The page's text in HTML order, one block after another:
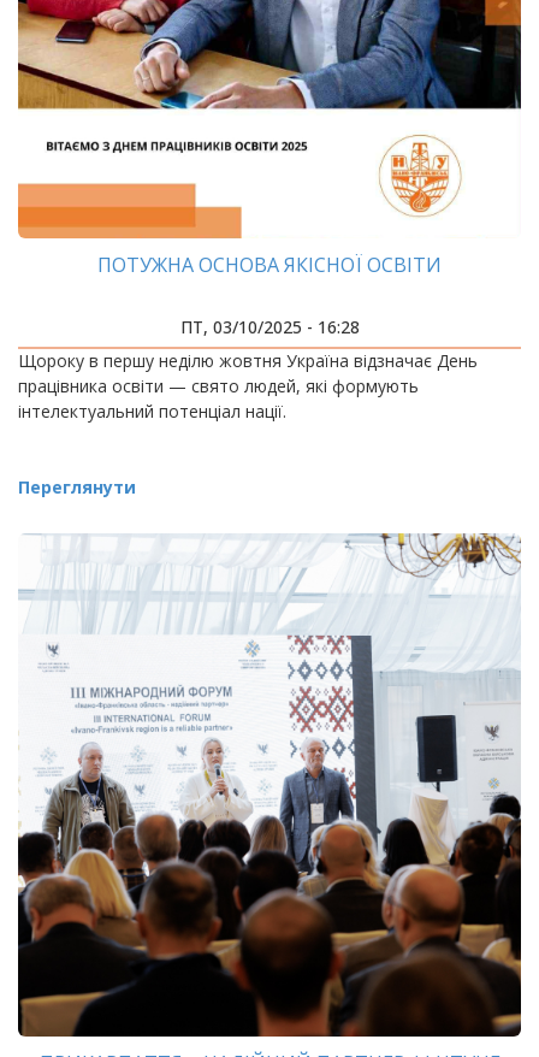
ПОТУЖНА ОСНОВА ЯКІСНОЇ ОСВІТИ
ПТ, 03/10/2025 - 16:28
Щороку в першу неділю жовтня Україна відзначає День
працівника освіти — свято людей, які формують
інтелектуальний потенціал нації.
Переглянути